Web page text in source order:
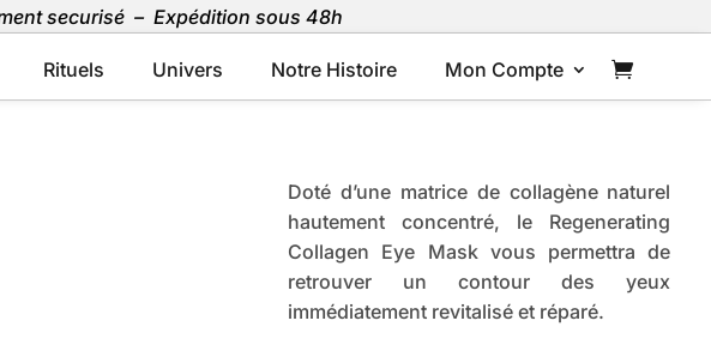
securisé – Expédition sous 48h
Rituels Univers Notre Histoire Mon Compte
Doté d’une matrice de collagène naturel
hautement concentré, le Regenerating
Collagen Eye Mask vous permettra de
retrouver un contour des yeux
immédiatement revitalisé et réparé.